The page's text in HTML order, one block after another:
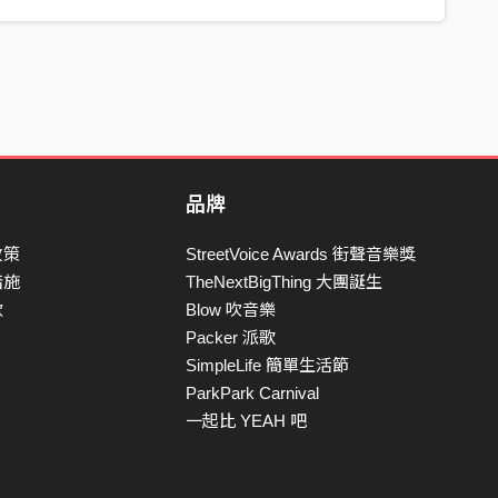
策
施
品牌
StreetVoice Awards 街聲音樂獎
TheNextBigThing 大團誕生
Blow 吹音樂
Packer 派歌
SimpleLife 簡單生活節
ParkPark Carnival
一起比 YEAH 吧